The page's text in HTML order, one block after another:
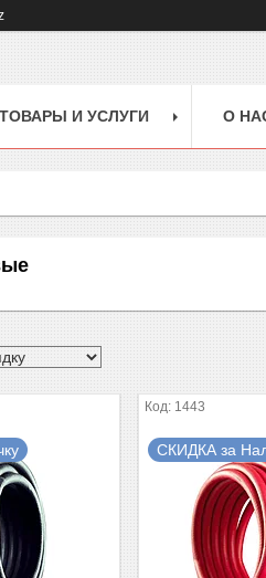
ТОВАРЫ И УСЛУГИ О
1443
СКИДКА за